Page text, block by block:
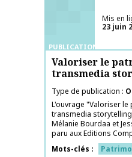
PUBLICATIONS
Mis en
23 juin
Valoriser le
transmedia
Type de publication
L'ouvrage "Valoriser le
transmedia
Mélanie Bourdaa et
paru aux Editions
Mots-clés